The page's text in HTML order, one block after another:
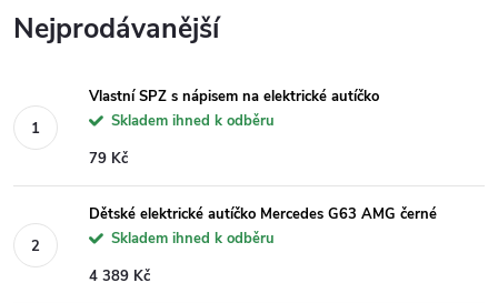
Nejprodávanější
Vlastní SPZ s nápisem na elektrické autíčko
Skladem ihned k odběru
79 Kč
Dětské elektrické autíčko Mercedes G63 AMG černé
Skladem ihned k odběru
4 389 Kč